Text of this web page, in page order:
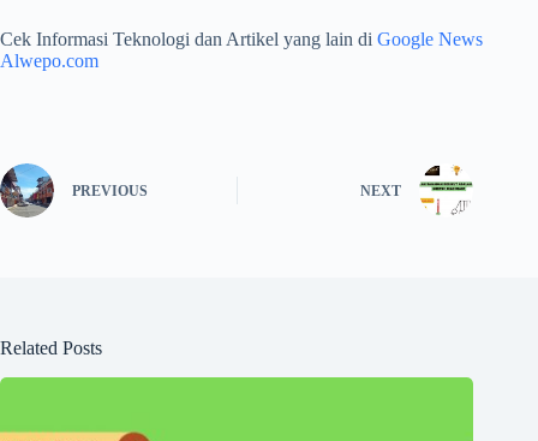
Cek Informasi Teknologi dan Artikel yang lain di Google News
Alwepo.com
PREVIOUS NEXT
Related Posts